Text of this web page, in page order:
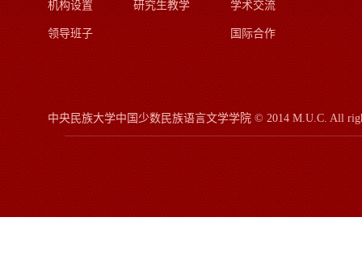
机构设置
领导班子
研究生教学 学术交流
国际合作
中央民族大学中国少数民族语言文学学院 © 2014